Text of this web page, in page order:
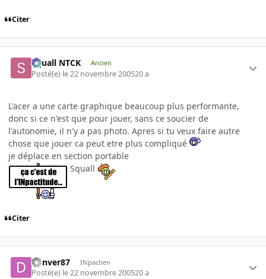
Citer
Squall NTCK Ancien
Posté(e) le 22 novembre 200520 a
L'acer a une carte graphique beaucoup plus performante,
donc si ce n'est que pour jouer, sans ce soucier de
l'autonomie, il n'y a pas photo. Apres si tu veux faire autre
chose que jouer ca peut etre plus compliqué
je déplace en section portable
Squall
Citer
Denver87 INpactien
Posté(e) le 22 novembre 200520 a